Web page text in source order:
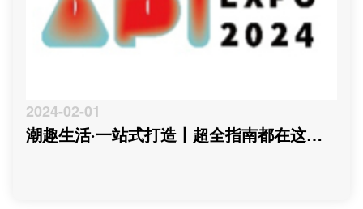
2024-02-01
潮趣生活·一站式打造丨超全指南都在这里